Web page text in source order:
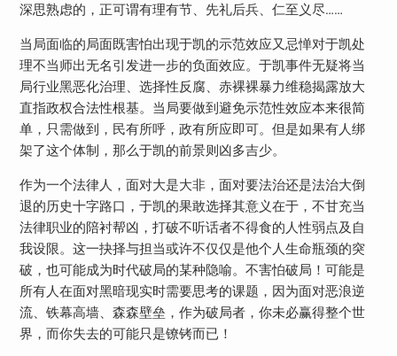
深思熟虑的，正可谓有理有节、先礼后兵、仁至义尽……
当局面临的局面既害怕出现于凯的示范效应又忌惮对于凯处
理不当师出无名引发进一步的负面效应。于凯事件无疑将当
局行业黑恶化治理、选择性反腐、赤裸裸暴力维稳揭露放大
直指政权合法性根基。当局要做到避免示范性效应本来很简
单，只需做到，民有所呼，政有所应即可。但是如果有人绑
架了这个体制，那么于凯的前景则凶多吉少。
作为一个法律人，面对大是大非，面对要法治还是法治大倒
退的历史十字路口，于凯的果敢选择其意义在于，不甘充当
法律职业的陪衬帮凶，打破不听话者不得食的人性弱点及自
我设限。这一抉择与担当或许不仅仅是他个人生命瓶颈的突
破，也可能成为时代破局的某种隐喻。不害怕破局！可能是
所有人在面对黑暗现实时需要思考的课题，因为面对恶浪逆
流、铁幕高墙、森森壁垒，作为破局者，你未必赢得整个世
界，而你失去的可能只是镣铐而已！